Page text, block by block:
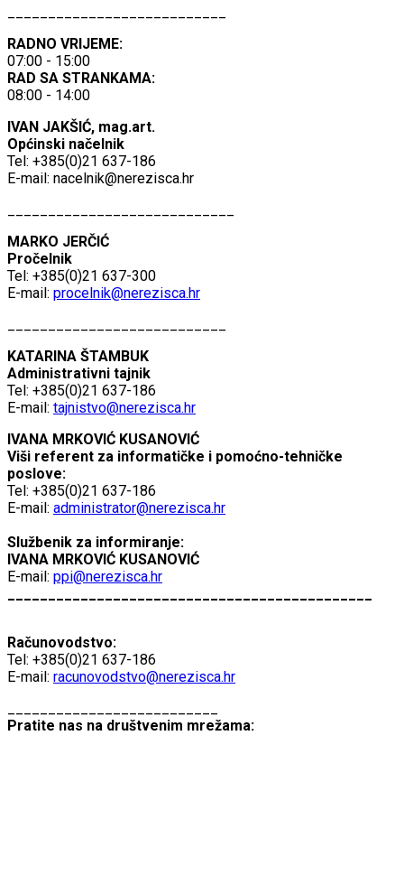
RADNO VRIJEME:
07:00 - 15:00
RAD SA STRANKAMA:
08:00 - 14:00
IVAN JAKŠIĆ, mag.art.
Općinski načelnik
Tel: +385(0)21 637-186
E-mail: nacelnik@nerezisca.hr
MARKO JERČIĆ
Pročelnik
Tel: +385(0)21 637-300
E-mail: procelnik@nerezisca.hr
KATARINA ŠTAMBUK
Administrativni tajnik
Tel: +385(0)21 637-186
E-mail: tajnistvo@nerezisca.hr
IVANA MRKOVIĆ KUSANOVIĆ
Viši referent za informatičke i pomoćno-tehničke
poslove:
Tel: +385(0)21 637-186
E-mail: administrator@nerezisca.hr
Službenik za informiranje:
IVANA MRKOVIĆ KUSANOVIĆ
E-mail: ppi@nerezisca.hr
Računovodstvo:
Tel: +385(0)21 637-186
E-mail: racunovodstvo@nerezisca.hr
Pratite nas na društvenim mrežama: